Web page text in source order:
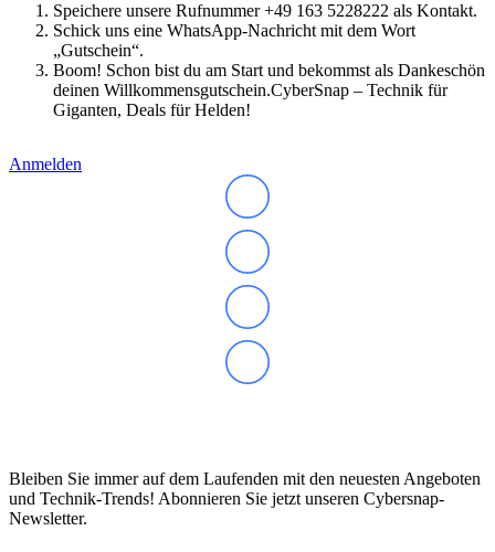
Speichere unsere Rufnummer +49 163 5228222 als Kontakt.
Schick uns eine WhatsApp-Nachricht mit dem Wort
„Gutschein“.
Boom! Schon bist du am Start und bekommst als Dankeschön
deinen Willkommensgutschein.CyberSnap – Technik für
Giganten, Deals für Helden!
Anmelden
Bleiben Sie immer auf dem Laufenden mit den neuesten Angeboten
und Technik-Trends! Abonnieren Sie jetzt unseren Cybersnap-
Newsletter.